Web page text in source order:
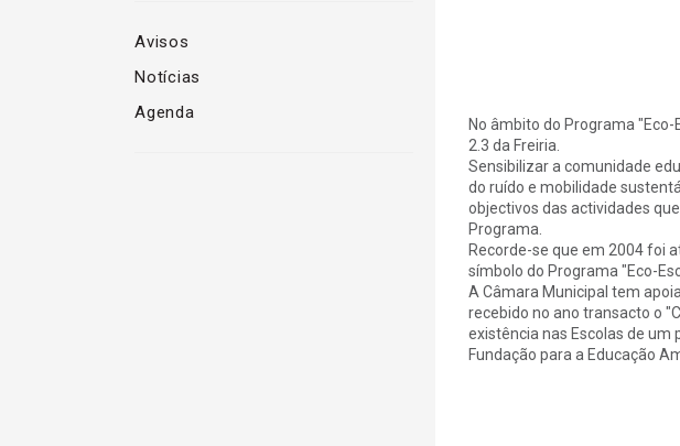
Avisos
Notícias
Agenda
No âmbito do Programa "Eco-
2.3 da Freiria.
Sensibilizar a comunidade
do ruído e mobilidade
objectivos das actividades
Programa.
Recorde-se que em 2004 foi
símbolo do Programa "Eco-
A Câmara Municipal tem
recebido no ano transacto o
existência nas Escolas de
Fundação para a Educação